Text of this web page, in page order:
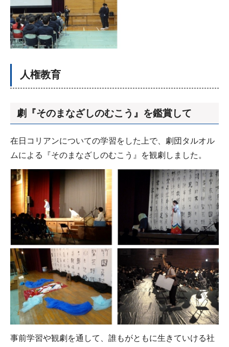
人権教育
劇『そのまなざしのむこう』を鑑賞して
在日コリアンについての学習をした上で、劇団タルオル
ムによる『そのまなざしのむこう』を観劇しました。
事前学習や観劇を通して、誰もがともに生きていける社